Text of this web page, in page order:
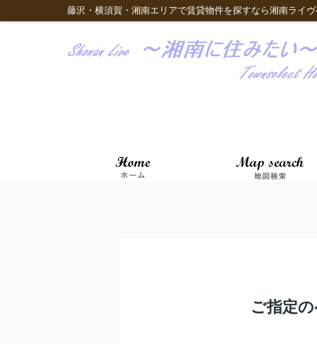
藤沢・横須賀・湘南エリアで賃貸物件を探すなら湘南ライ
ご指定